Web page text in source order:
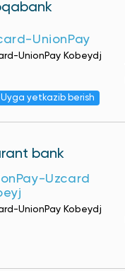
UnionPay
UnionPay Kobeydj
yetkazib berish
bank
Uzcard
UnionPay Kobeydj